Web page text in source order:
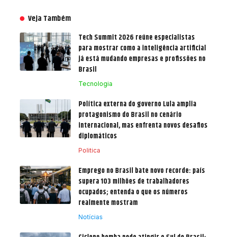
Veja Também
Tech Summit 2026 reúne especialistas
para mostrar como a inteligência artificial
já está mudando empresas e profissões no
Brasil
Tecnologia
Política externa do governo Lula amplia
protagonismo do Brasil no cenário
internacional, mas enfrenta novos desafios
diplomáticos
Politica
Emprego no Brasil bate novo recorde: país
supera 103 milhões de trabalhadores
ocupados; entenda o que os números
realmente mostram
Notícias